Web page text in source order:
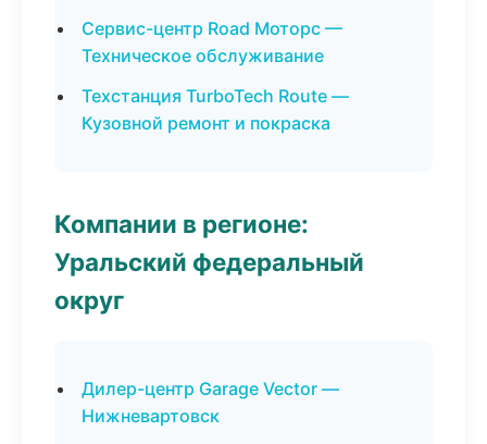
Сервис-центр Road Моторс —
Техническое обслуживание
Техстанция TurboTech Route —
Кузовной ремонт и покраска
Компании в регионе:
Уральский федеральный
округ
Дилер-центр Garage Vector —
Нижневартовск